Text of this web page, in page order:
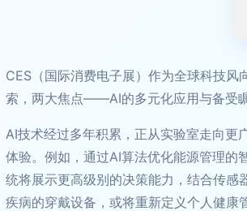
CES（国际消费电子展）作为全球科技
索，两大焦点——AI的多元化应用与备受
AI技术经过多年积累，正从实验室走向更
体验。例如，通过AI算法优化能源管理的
统将展示更高级别的决策能力，结合传感
疾病的穿戴设备，或将重新定义个人健康